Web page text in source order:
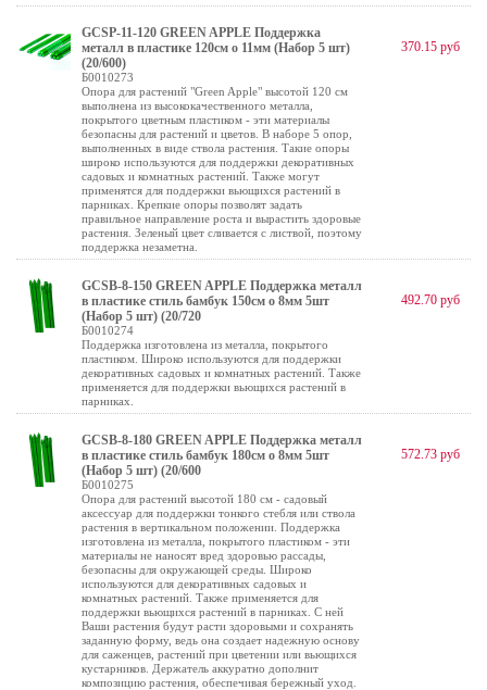
GCSP-11-120 GREEN APPLE Поддержка
металл в пластике 120см o 11мм (Набор 5 шт)
(20/600)
Б0010273
Опора для растений "Green Apple" высотой 120 см
выполнена из высококачественного металла,
покрытого цветным пластиком - эти материалы
безопасны для растений и цветов. В наборе 5 опор,
выполненных в виде ствола растения. Такие опоры
широко используются для поддержки декоративных
садовых и комнатных растений. Также могут
применятся для поддержки вьющихся растений в
парниках. Крепкие опоры позволят задать
правильное направление роста и вырастить здоровые
растения. Зеленый цвет сливается с листвой, поэтому
поддержка незаметна.
370.15 руб
GCSB-8-150 GREEN APPLE Поддержка металл
в пластике стиль бамбук 150cм o 8мм 5шт
(Набор 5 шт) (20/720
Б0010274
Поддержка изготовлена из металла, покрытого
пластиком. Широко используются для поддержки
декоративных садовых и комнатных растений. Также
применяется для поддержки вьющихся растений в
парниках.
492.70 руб
GCSB-8-180 GREEN APPLE Поддержка металл
в пластике стиль бамбук 180cм o 8мм 5шт
(Набор 5 шт) (20/600
Б0010275
Опора для растений высотой 180 см - садовый
аксессуар для поддержки тонкого стебля или ствола
растения в вертикальном положении. Поддержка
изготовлена из металла, покрытого пластиком - эти
материалы не наносят вред здоровью рассады,
безопасны для окружающей среды. Широко
используются для декоративных садовых и
комнатных растений. Также применяется для
поддержки вьющихся растений в парниках. С ней
Ваши растения будут расти здоровыми и сохранять
заданную форму, ведь она создает надежную основу
для саженцев, растений при цветении или вьющихся
кустарников. Держатель аккуратно дополнит
композицию растения, обеспечивая бережный уход.
572.73 руб